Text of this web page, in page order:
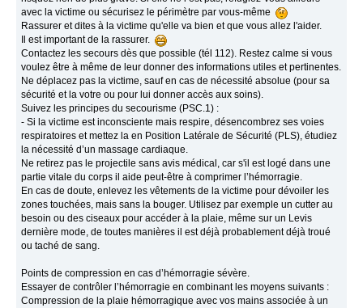
avec la victime ou sécurisez le périmètre par vous-même
Rassurer et dites à la victime qu'elle va bien et que vous allez l'aider.
Il est important de la rassurer.
Contactez les secours dès que possible (tél 112). Restez calme si vous
voulez être à même de leur donner des informations utiles et pertinentes.
Ne déplacez pas la victime, sauf en cas de nécessité absolue (pour sa
sécurité et la votre ou pour lui donner accès aux soins).
Suivez les principes du secourisme (PSC.1) :
- Si la victime est inconsciente mais respire, désencombrez ses voies
respiratoires et mettez la en Position Latérale de Sécurité (PLS), étudiez
la nécessité d’un massage cardiaque.
Ne retirez pas le projectile sans avis médical, car s'il est logé dans une
partie vitale du corps il aide peut-être à comprimer l’hémorragie.
En cas de doute, enlevez les vêtements de la victime pour dévoiler les
zones touchées, mais sans la bouger. Utilisez par exemple un cutter au
besoin ou des ciseaux pour accéder à la plaie, même sur un Levis
dernière mode, de toutes manières il est déjà probablement déjà troué
ou taché de sang.
Points de compression en cas d’hémorragie sévère.
Essayer de contrôler l’hémorragie en combinant les moyens suivants :
Compression de la plaie hémorragique avec vos mains associée à un